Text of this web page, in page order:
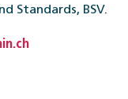
Standards, BSV.